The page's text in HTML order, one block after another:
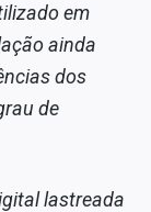
em
ainda
dos
de
lastreada